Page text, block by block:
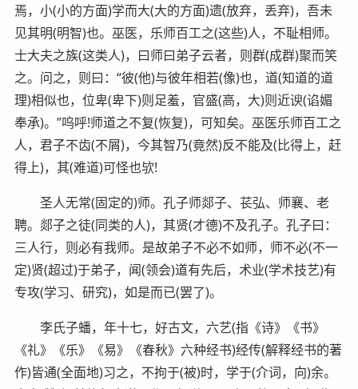
焉，小(小的方面)学而大(大的方面)遗(放弃，丢弃)，吾未
见其明(明智)也。巫医，乐师百工之(这些)人，不耻相师。
士大夫之族(这类人)，曰师曰弟子云者，则群(成群)聚而笑
之。问之，则曰：“彼(他)与彼年相若(像)也，道(知道的道
理)相似也，位卑(卑下)则足羞，官盛(高，大)则近谀(谄媚
奉承)。”呜呼!师道之不复(恢复)，可知矣。巫医乐师百工之
人，君子不齿(不屑)，今其智乃(竟然)反不能及(比得上，赶
得上)，其(难道)可怪也欤!
圣人无常(固定的)师。孔子师郯子、苌弘、师襄、老
聘。郯子之徒(同类的人)，其贤(才德)不及孔子。孔子曰：
三人行，则必有我师。是故弟子不必不如师，师不必(不一
定)贤(超过)于弟子，闻(领会)道有先后，术业(学术技艺)有
专攻(学习、研究)，如是而已(罢了)。
李氏子蟠，年十七，好古文，六艺(指《诗》《书》
《礼》《乐》《易》《春秋》六种经书)经传(解释经书的著
作)皆通(全面地)习之，不拘于(被)时，学于(介词，向)余。